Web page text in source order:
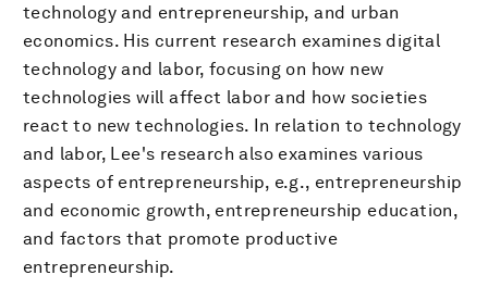
technology and entrepreneurship, and urban
economics. His current research examines digital
technology and labor, focusing on how new
technologies will affect labor and how societies
react to new technologies. In relation to technology
and labor, Lee's research also examines various
aspects of entrepreneurship, e.g., entrepreneurship
and economic growth, entrepreneurship education,
and factors that promote productive
entrepreneurship.